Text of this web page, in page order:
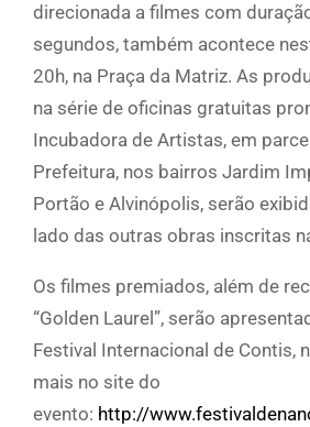
direcionada a filmes com
segundos, também acontece
20h, na Praça da Matriz. As
na série de oficinas gratuitas
Incubadora de Artistas, em
Prefeitura, nos bairros Jardim
Portão e Alvinópolis, serão
lado das outras obras inscritas
Os filmes premiados, além de
“Golden Laurel”, serão
Festival Internacional de Contis,
mais no site do
evento: http://